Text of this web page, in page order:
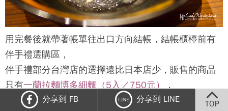
用完餐後就帶著帳單往出口方向結帳，結帳櫃檯前有
伴手禮選購區，
伴手禮部分台灣店的選擇遠比日本店少，販售的商品
只有一蘭拉麵博多細麵（5入／750元）
，
特製紅色秘製辣粉（20小袋／300元），不像日本
分享到 FB LINE 分享到 LINE TOP